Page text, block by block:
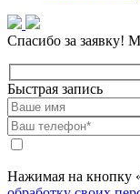
Спасибо за заявку!
Быстрая запись
Нажимая на кнопку